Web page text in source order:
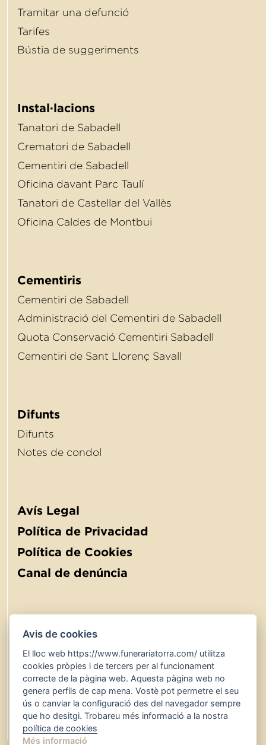
Tramitar una defunció
Tarifes
Bústia de suggeriments
Instal·lacions
Tanatori de Sabadell
Crematori de Sabadell
Cementiri de Sabadell
Oﬁcina davant Parc Taulí
Tanatori de Castellar del Vallès
Oﬁcina Caldes de Montbui
Cementiris
Cementiri de Sabadell
Administració del Cementiri de Sabadell
Quota Conservació Cementiri Sabadell
Cementiri de Sant Llorenç Savall
Difunts
Difunts
Notes de condol
Avís Legal
Política de Privacidad
Política de Cookies
Canal de denúncia
900 767 60024 hores
www.funerariatorra.com
serveis@funerariatorra.com
Bústia de suggeriments
Avis de cookies
El lloc web https://www.funerariatorra.com/ utilitza
cookies pròpies i de tercers per al funcionament
correcte de la pàgina web. Aquesta pàgina web no
genera perfils de cap mena. Vostè pot permetre el seu
ús o canviar la configuració des del navegador sempre
que ho desitgi. Trobareu més informació a la nostra
política de cookies
Més informació